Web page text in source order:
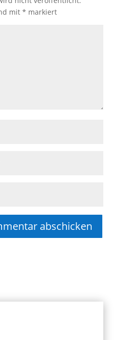
mit * markiert
abschicken